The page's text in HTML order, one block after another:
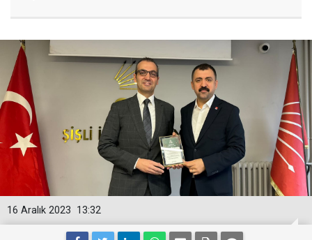
13:32
16 Aralık 2023